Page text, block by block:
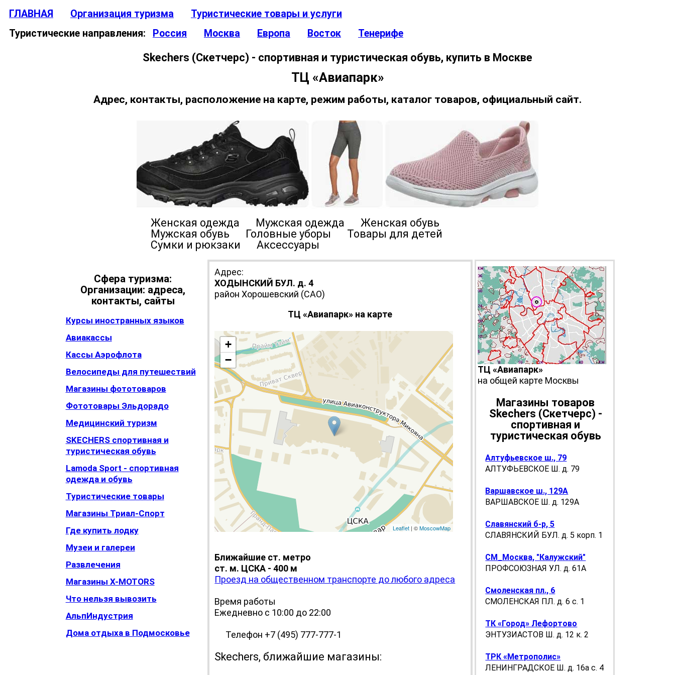
ГЛАВНАЯ Организация туризма
Туристические товары и услуги
Туристические направления:
Россия Москва Европа Восток Тенерифе
Skechers (Скетчерс) - спортивная и туристическая обувь, купить в Москве
ТЦ «Авиапарк»
Адрес, контакты, расположение на карте, режим работы, каталог товаров, официальный сайт.
Женская одежда Мужская одежда Женская обувь
Мужская обувь Головные уборы Товары для детей
Сумки и рюкзаки Аксессуары
Сфера туризма:
Организации: адреса,
контакты, сайты
Курсы иностранных языков
Авиакассы
Кассы Аэрофлота
Велосипеды для путешествий
Магазины фототоваров
Фототовары Эльдорадо
Медицинский туризм
SKECHERS спортивная и
туристическая обувь
Lamoda Sport - спортивная
одежда и обувь
Туристические товары
Магазины Триал-Спорт
Где купить лодку
Музеи и галереи
Развлечения
Магазины X-MOTORS
Что нельзя вывозить
АльпИндустрия
Дома отдыха в Подмосковье
Адрес:
ХОДЫНСКИЙ БУЛ. д. 4
район Хорошевский (САО)
ТЦ «Авиапарк» на карте
+
−
Leaflet | ©MoscowMap
Ближайшие ст. метро
ст. м. ЦСКА - 400 м
Проезд на общественном транспорте до любого адреса
Время работы
Ежедневно с 10:00 до 22:00
Телефон +7 (495) 777-777-1
Skechers, ближайшие магазины:
ТЦ «Авиапарк»
на общей карте Москвы
Магазины товаров
Skechers (Скетчерс) -
спортивная и
туристическая обувь
Алтуфьевское ш., 79
АЛТУФЬЕВСКОЕ Ш. д. 79
Варшавское ш., 129А
ВАРШАВСКОЕ Ш. д. 129А
Славянский б-р, 5
СЛАВЯНСКИЙ БУЛ. д. 5 корп. 1
СМ_Москва, "Калужский"
ПРОФСОЮЗНАЯ УЛ. д. 61А
Смоленская пл., 6
СМОЛЕНСКАЯ ПЛ. д. 6 с. 1
ТК «Город» Лефортово
ЭНТУЗИАСТОВ Ш. д. 12 к. 2
ТРК «Метрополис»
ЛЕНИНГРАДСКОЕ Ш. д. 16а с. 4